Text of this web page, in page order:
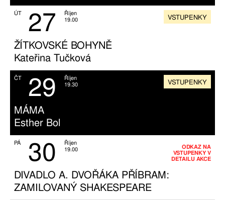
ÚT 27
Říjen
19.00
ŽÍTKOVSKÉ BOHYNĚ
Kateřina Tučková
VSTUPENKY
ČT 29
Říjen
19.30
MÁMA
Esther Bol
VSTUPENKY
PÁ 30
Říjen
19.00
DIVADLO A. DVOŘÁKA PŘÍBRAM:
ZAMILOVANÝ SHAKESPEARE
ODKAZ NA
VSTUPENKY V
DETAILU AKCE